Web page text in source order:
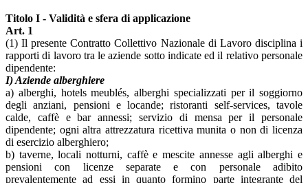
Titolo I - Validità e sfera di applicazione
Art. 1
(1) Il presente Contratto Collettivo Nazionale di Lavoro disciplina i
rapporti di lavoro tra le aziende sotto indicate ed il relativo personale
dipendente:
I) Aziende alberghiere
a) alberghi, hotels meublés, alberghi specializzati per il soggiorno
degli anziani, pensioni e locande; ristoranti self-services, tavole
calde, caffè e bar annessi; servizio di mensa per il personale
dipendente; ogni altra attrezzatura ricettiva munita o non di licenza
di esercizio alberghiero;
b) taverne, locali notturni, caffè e mescite annesse agli alberghi e
pensioni con licenze separate e con personale adibito
prevalentemente ad essi in quanto formino parte integrante del